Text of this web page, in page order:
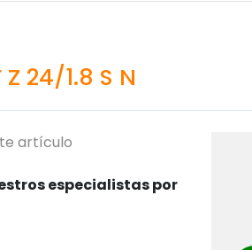
Z 24/1.8 S N
artículo
especialistas por